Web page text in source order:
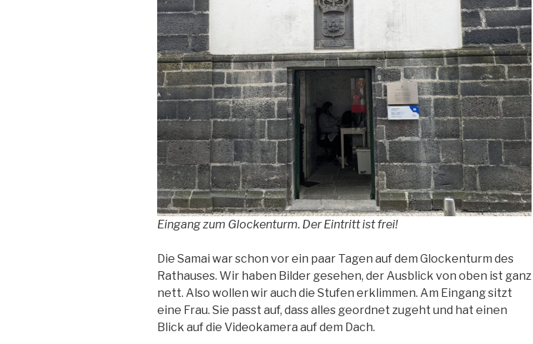
Eingang zum Glockenturm. Der Eintritt ist frei!
Die Samai war schon vor ein paar Tagen auf dem Glockenturm des
Rathauses. Wir haben Bilder gesehen, der Ausblick von oben ist ganz
nett. Also wollen wir auch die Stufen erklimmen. Am Eingang sitzt
eine Frau. Sie passt auf, dass alles geordnet zugeht und hat einen
Blick auf die Videokamera auf dem Dach.